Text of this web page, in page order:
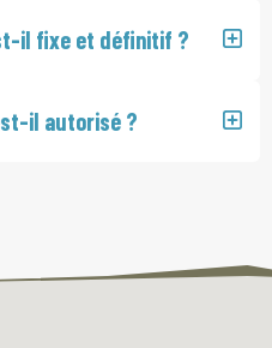
il fixe et définitif ?
il autorisé ?